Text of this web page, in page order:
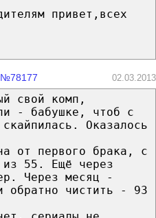
привет,всех
№78177 02.03.2013
свой комп,
- бабушке, чтоб с
Оказалось
от первого брака, с
из 55. Ещё через
Через месяц -
обратно чистить - 93